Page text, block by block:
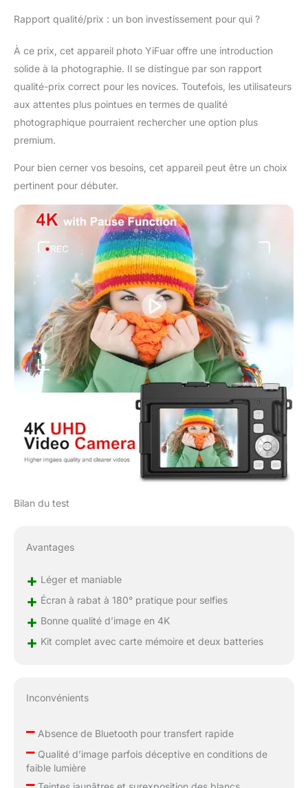
vue parfaite sous tous
l'écran à rabat à 180° et
l'écran IPS de 2,8" pour
des selfies, des vlogs
ou des compositions
créatives impeccables.
Cet appareil photo à
permet de prendre des
soyez dans une
aventure en solo ou
que vous filmiez du
contenu vidéo
attrayant. Shoot All Day
Without Pause :
profitez de sessions
d'enregistrement plus
longues avec deux
batteries amovibles de
1200 mAh. Cet appareil
photo numérique 4K
pour la photographie
vous garde alimenté
lors de réunions de
famille, de voyages
paysagers ou de
streaming en direct. La
lumière LED intégrée
profitez de l'énorme
capacité de stockage
Go fournie, idéale pour
les moments fugaces,
cette caméra compacte
4K offre à la fois une
Rapport qualité/prix : un bon investissement pour qui ?
À ce prix, cet appareil photo YiFuar offre une introduction
solide à la photographie. Il se distingue par son rapport
qualité-prix correct pour les novices. Toutefois, les utilisateurs
aux attentes plus pointues en termes de qualité
photographique pourraient rechercher une option plus
premium.
Pour bien cerner vos besoins, cet appareil peut être un choix
pertinent pour débuter.
Bilan du test
Avantages
+ Léger et maniable
+ Écran à rabat à 180° pratique pour selfies
+ Bonne qualité d’image en 4K
+ Kit complet avec carte mémoire et deux batteries
Inconvénients
–Absence de Bluetooth pour transfert rapide
–Qualité d’image parfois déceptive en conditions de
faible lumière